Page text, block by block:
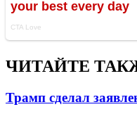
ЧИТАЙТЕ
Трамп сделал